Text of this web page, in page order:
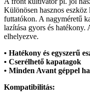
Különösen hasznos
futtatókon. A nagyméretű
lazítása gyors és hatékony.
elhelyezve.
• Hatékony és egyszerű
• Cserélhető kapatagok
• Minden Avant géppel
Kompatibilitás: